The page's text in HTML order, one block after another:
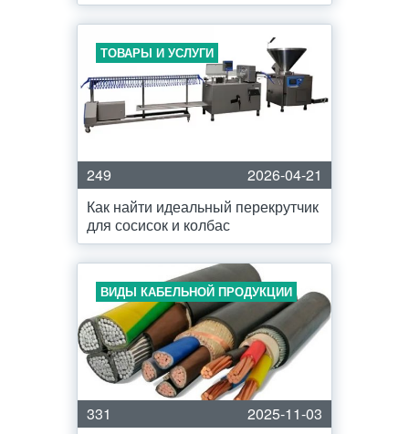
ТОВАРЫ И УСЛУГИ
249
2026-04-21
Как найти идеальный перекрутчик
для сосисок и колбас
ВИДЫ КАБЕЛЬНОЙ ПРОДУКЦИИ
331
2025-11-03